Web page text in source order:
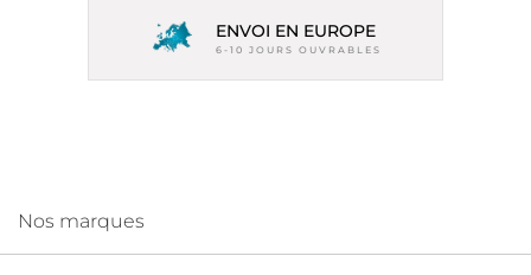
ENVOI EN EUROPE
6-10 JOURS OUVRABLES
Nos marques